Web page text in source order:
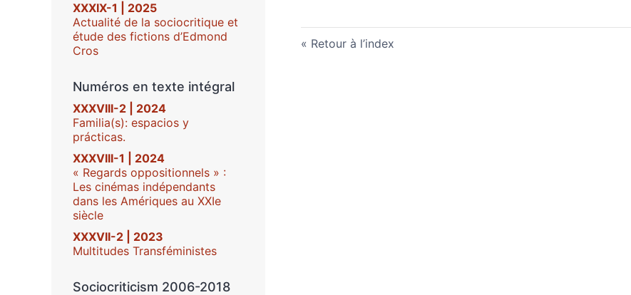
XXXIX-1 | 2025
Actualité de la sociocritique et
étude des fictions d’Edmond
Cros
Numéros en texte intégral
XXXVIII-2 | 2024
Familia(s): espacios y
prácticas.
XXXVIII-1 | 2024
« Regards oppositionnels » :
Les cinémas indépendants
dans les Amériques au XXIe
siècle
XXXVII-2 | 2023
Multitudes Transféministes
Sociocriticism 2006-2018
Retour à l’index